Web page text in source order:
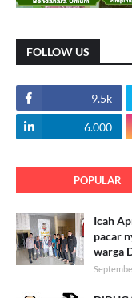
FOLLOW US
9.5k
6.000
POPULAR
Icah
pacar
warga